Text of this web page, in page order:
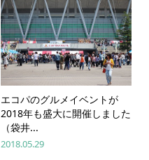
エコパのグルメイベントが
2018年も盛大に開催しました
（袋井...
2018.05.29